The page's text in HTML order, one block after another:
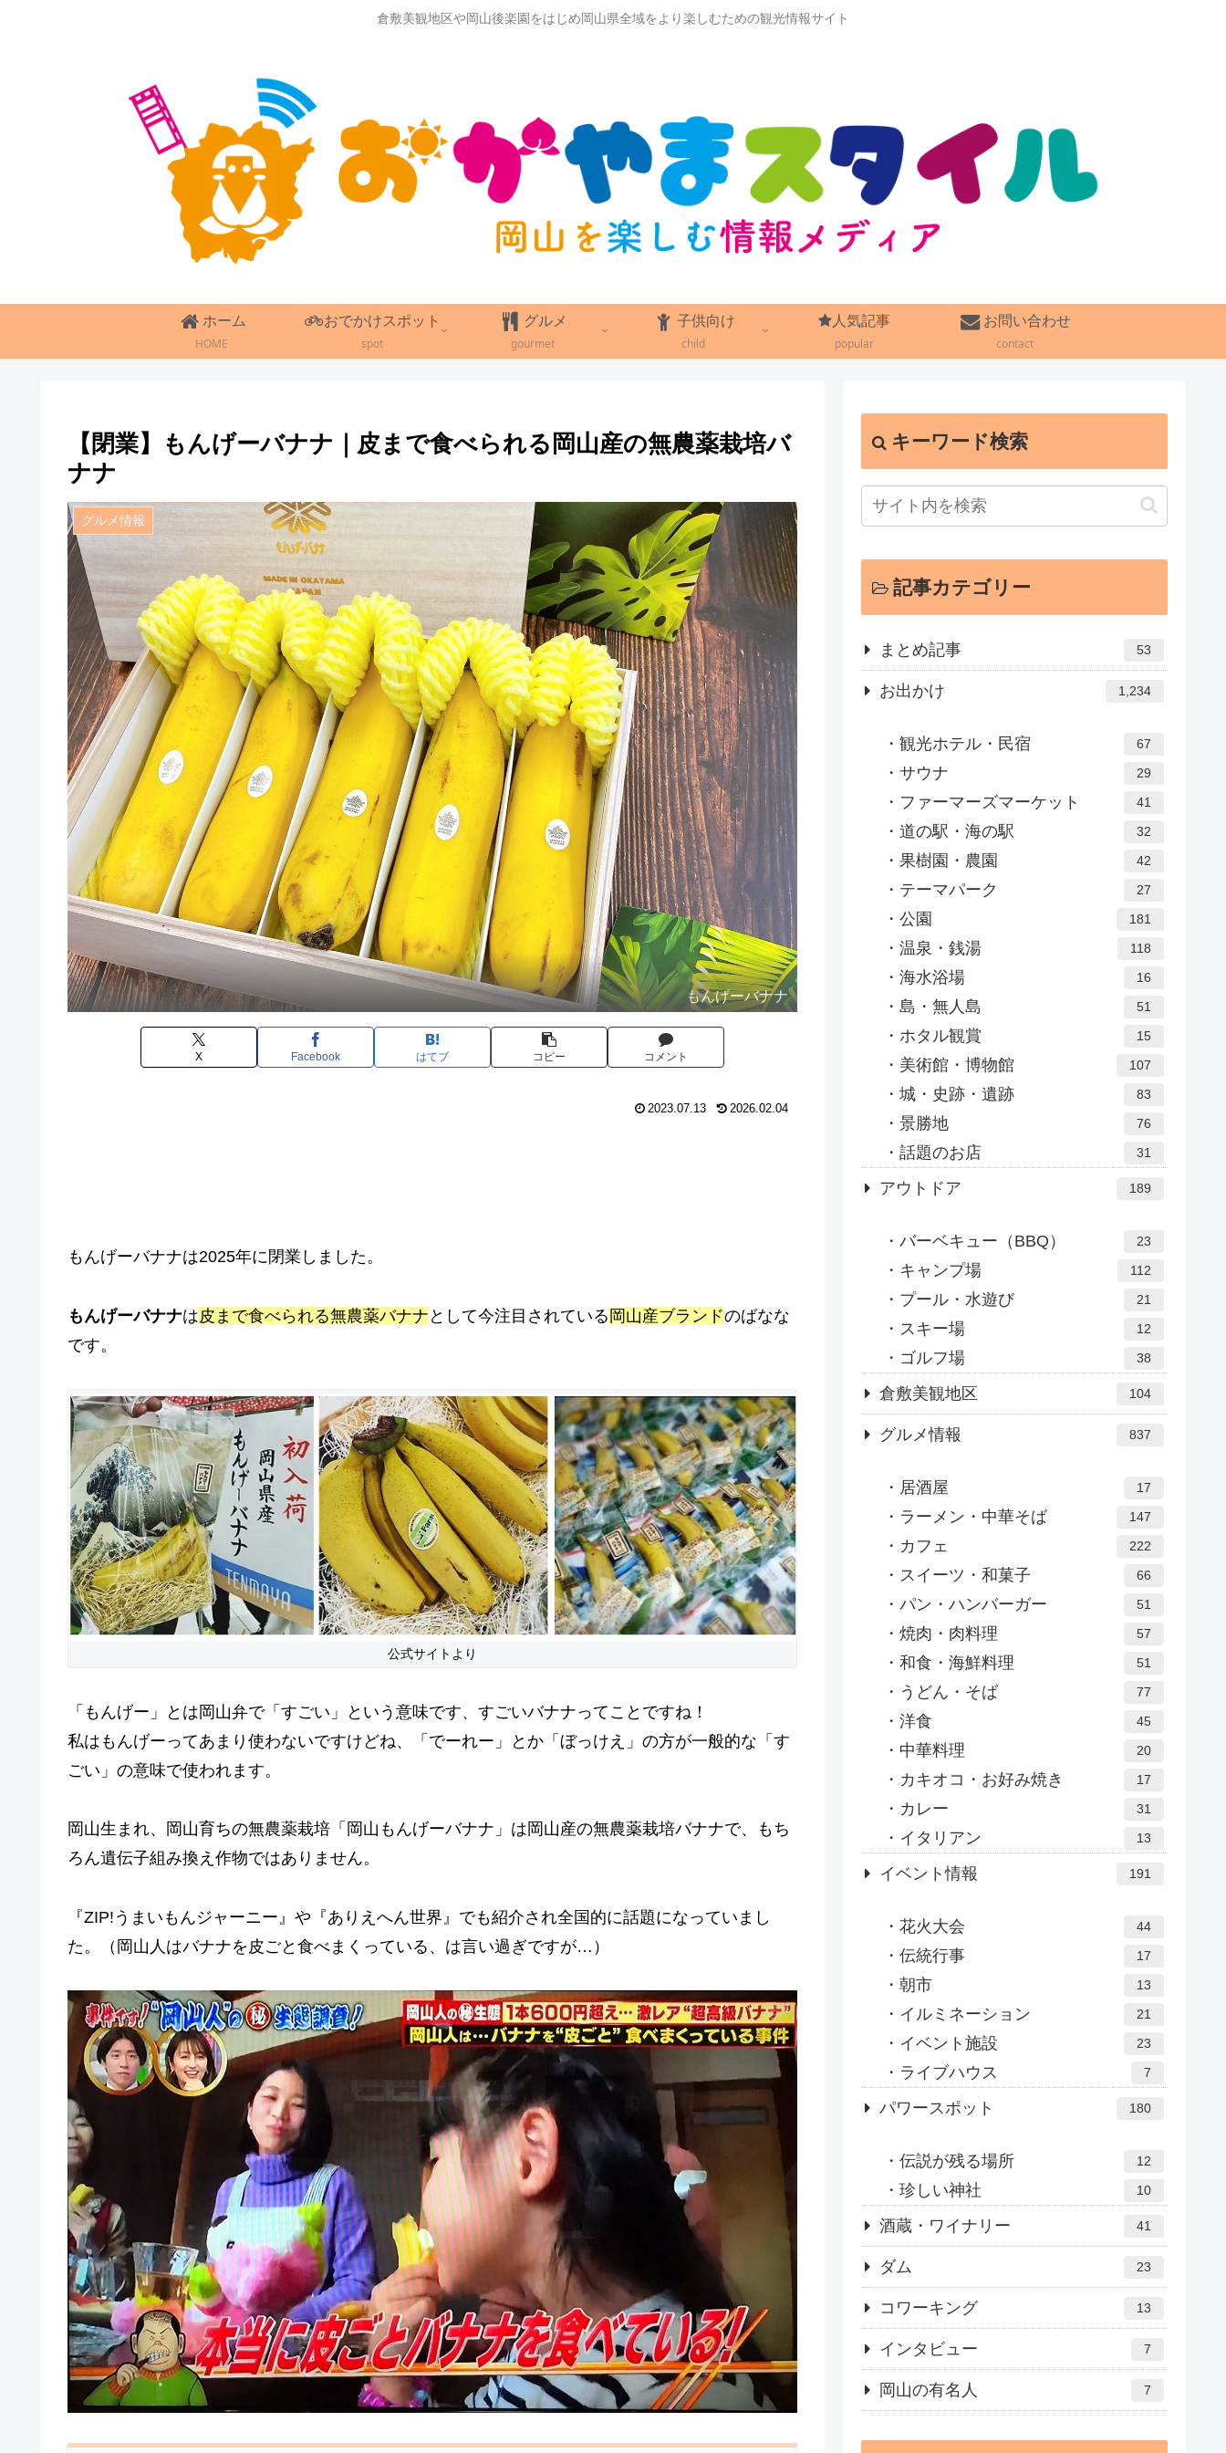
倉敷美観地区や岡山後楽園をはじめ岡山県全域をより楽しむための観光情報サイト
ホーム
HOME
おでかけスポット
spot
グルメ
gourmet
子供向け
child
人気記事
popular
お問い合わせ
contact
【閉業】もんげーバナナ｜皮まで食べられる岡山産の無農薬栽培バ
ナナ
グルメ情報
もんげーバナナ
X Facebook はてブ コピー コメント
2023.07.13 2026.02.04
もんげーバナナは2025年に閉業しました。
もんげーバナナは皮まで食べられる無農薬バナナ として今注目されている 岡山産ブランドのばなな
です。
公式サイトより
「もんげー」とは岡山弁で「すごい」という意味です、すごいバナナってことですね！
私はもんげーってあまり使わないですけどね、「でーれー」とか「ぼっけえ」の方が一般的な「す
ごい」の意味で使われます。
岡山生まれ、岡山育ちの無農薬栽培「岡山もんげーバナナ」は岡山産の無農薬栽培バナナで、もち
ろん遺伝子組み換え作物ではありません。
『ZIP!うまいもんジャーニー』や『ありえへん世界』でも紹介され全国的に話題になっていまし
た。（岡山人はバナナを皮ごと食べまくっている、は言い過ぎですが…）
キーワード検索
記事カテゴリー
まとめ記事 53
お出かけ 1,234
観光ホテル・民宿 67
サウナ 29
ファーマーズマーケット 41
道の駅・海の駅 32
果樹園・農園 42
テーマパーク 27
公園 181
温泉・銭湯 118
海水浴場 16
島・無人島 51
ホタル観賞 15
美術館・博物館 107
城・史跡・遺跡 83
景勝地 76
話題のお店 31
アウトドア 189
バーベキュー（BBQ） 23
キャンプ場 112
プール・水遊び 21
スキー場 12
ゴルフ場 38
倉敷美観地区 104
グルメ情報 837
居酒屋 17
ラーメン・中華そば 147
カフェ 222
スイーツ・和菓子 66
パン・ハンバーガー 51
焼肉・肉料理 57
和食・海鮮料理 51
うどん・そば 77
洋食 45
中華料理 20
カキオコ・お好み焼き 17
カレー 31
イタリアン 13
イベント情報 191
花火大会 44
伝統行事 17
朝市 13
イルミネーション 21
イベント施設 23
ライブハウス 7
パワースポット 180
伝説が残る場所 12
珍しい神社 10
酒蔵・ワイナリー 41
ダム 23
コワーキング 13
インタビュー 7
岡山の有名人 7